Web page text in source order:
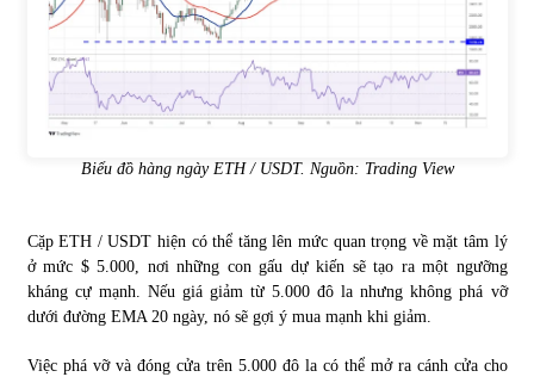
Biểu đồ hàng ngày ETH / USDT. Nguồn: Trading View
Cặp ETH / USDT hiện có thể tăng lên mức quan trọng về mặt tâm lý
ở mức $ 5.000, nơi những con gấu dự kiến ​​sẽ tạo ra một ngưỡng
kháng cự mạnh. Nếu giá giảm từ 5.000 đô la nhưng không phá vỡ
dưới đường EMA 20 ngày, nó sẽ gợi ý mua mạnh khi giảm.
Việc phá vỡ và đóng cửa trên 5.000 đô la có thể mở ra cánh cửa cho